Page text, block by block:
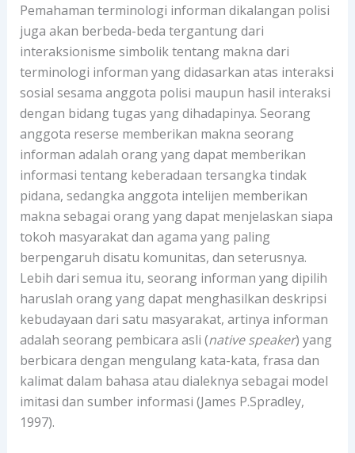
Pemahaman terminologi informan dikalangan polisi
juga akan berbeda-beda tergantung dari
interaksionisme simbolik tentang makna dari
terminologi informan yang didasarkan atas interaksi
sosial sesama anggota polisi maupun hasil interaksi
dengan bidang tugas yang dihadapinya. Seorang
anggota reserse memberikan makna seorang
informan adalah orang yang dapat memberikan
informasi tentang keberadaan tersangka tindak
pidana, sedangka anggota intelijen memberikan
makna sebagai orang yang dapat menjelaskan siapa
tokoh masyarakat dan agama yang paling
berpengaruh disatu komunitas, dan seterusnya.
Lebih dari semua itu, seorang informan yang dipilih
haruslah orang yang dapat menghasilkan deskripsi
kebudayaan dari satu masyarakat, artinya informan
adalah seorang pembicara asli (native speaker) yang
berbicara dengan mengulang kata-kata, frasa dan
kalimat dalam bahasa atau dialeknya sebagai model
imitasi dan sumber informasi (James P.Spradley,
1997).